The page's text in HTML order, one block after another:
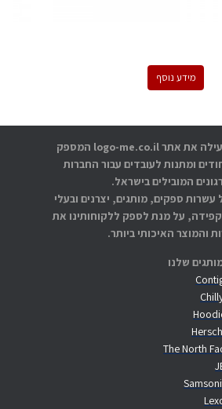
מידע נוסף
שלנו
The North
אתוס עסקים מפעילה את אתר logo-me.co.il המספק
ומתנות לעובדים עבור החברות
המובילים בישראל.
עשרות ספקים, מותגים, יצרנים ובעלי
על מנת לספק ללקוחותינו את
והמוצר האיכותי ביותר.